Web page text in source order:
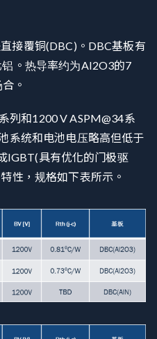
接覆铜(DBC)。DBC基板有
。热导率约为AI2O3的7
。
列和1200 V ASPM@34系
系统和电池电压略高但低于
IGBT(具有优化的门极驱
性，规格如下表所示。